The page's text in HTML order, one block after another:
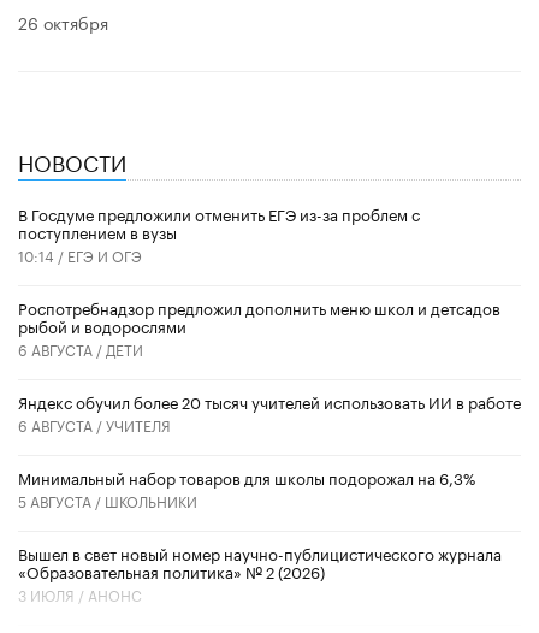
26 октября
НОВОСТИ
В Госдуме предложили отменить ЕГЭ из-за проблем с
поступлением в вузы
10:14 / ЕГЭ И ОГЭ
Роспотребнадзор предложил дополнить меню школ и детсадов
рыбой и водорослями
6 АВГУСТА / ДЕТИ
​Яндекс обучил более 20 тысяч учителей использовать ИИ в работе
6 АВГУСТА /УЧИТЕЛЯ
Минимальный набор товаров для школы подорожал на 6,3%
5 АВГУСТА / ШКОЛЬНИКИ
Вышел в свет новый номер научно-публицистического журнала
«Образовательная политика» № 2 (2026)
3 ИЮЛЯ / АНОНС